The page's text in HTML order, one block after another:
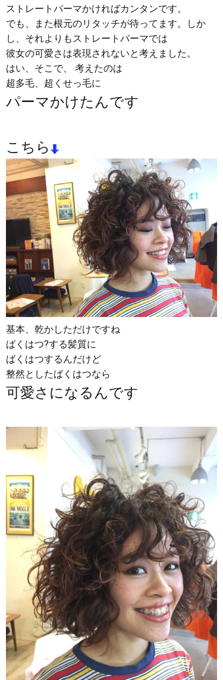
ストレートパーマかければカンタンです。
でも、また根元のリタッチが待ってます。しか
し、それよりもストレートパーマでは
彼女の可愛さは表現されないと考えました。
はい、そこで、 考えたのは
超多毛、超くせっ毛に
パーマかけたんです
こちら
基本、乾かしただけですね
ばくはつ?する髪質に
ばくはつするんだけど
整然としたばくはつなら
可愛さになるんです